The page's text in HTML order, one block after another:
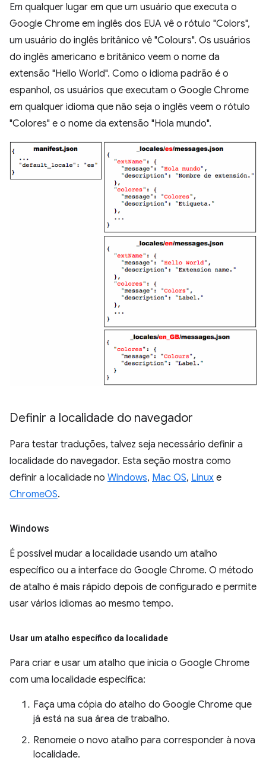
Em qualquer lugar em que um usuário que executa o
Google Chrome em inglês dos EUA vê o rótulo "Colors",
um usuário do inglês britânico vê "Colours". Os usuários
do inglês americano e britânico veem o nome da
extensão "Hello World". Como o idioma padrão é o
espanhol, os usuários que executam o Google Chrome
em qualquer idioma que não seja o inglês veem o rótulo
"Colores" e o nome da extensão "Hola mundo".
Definir a localidade do navegador
Para testar traduções, talvez seja necessário definir a
localidade do navegador. Esta seção mostra como
definir a localidade no Windows, Mac OS, Linux e
ChromeOS.
Windows
É possível mudar a localidade usando um atalho
específico ou a interface do Google Chrome. O método
de atalho é mais rápido depois de configurado e permite
usar vários idiomas ao mesmo tempo.
Usar um atalho específico da localidade
Para criar e usar um atalho que inicia o Google Chrome
com uma localidade específica:
Faça uma cópia do atalho do Google Chrome que
já está na sua área de trabalho.
Renomeie o novo atalho para corresponder à nova
localidade.